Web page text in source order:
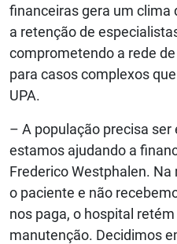
financeiras gera um clima
a retenção de
comprometendo a rede
para casos complexos
UPA.
– A população precisa
estamos ajudando a
Frederico Westphalen.
o paciente e não
nos paga, o hospital
manutenção. Decidimos